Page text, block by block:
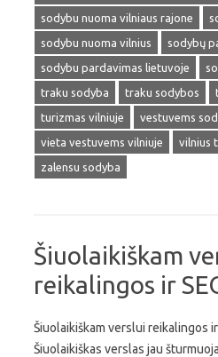
sodybu nuoma vilniaus rajone
sodybu nuoma vilnius
sodybų
sodybu pardavimas lietuvoje
traku sodyba
traku sodybos
turizmas vilniuje
vestuvems
vieta vestuvems vilniuje
vilnius
zalensu sodyba
Šiuolaikiškam
reikalingos ir
Šiuolaikiškam verslui reikalingos
Šiuolaikiškas verslas jau